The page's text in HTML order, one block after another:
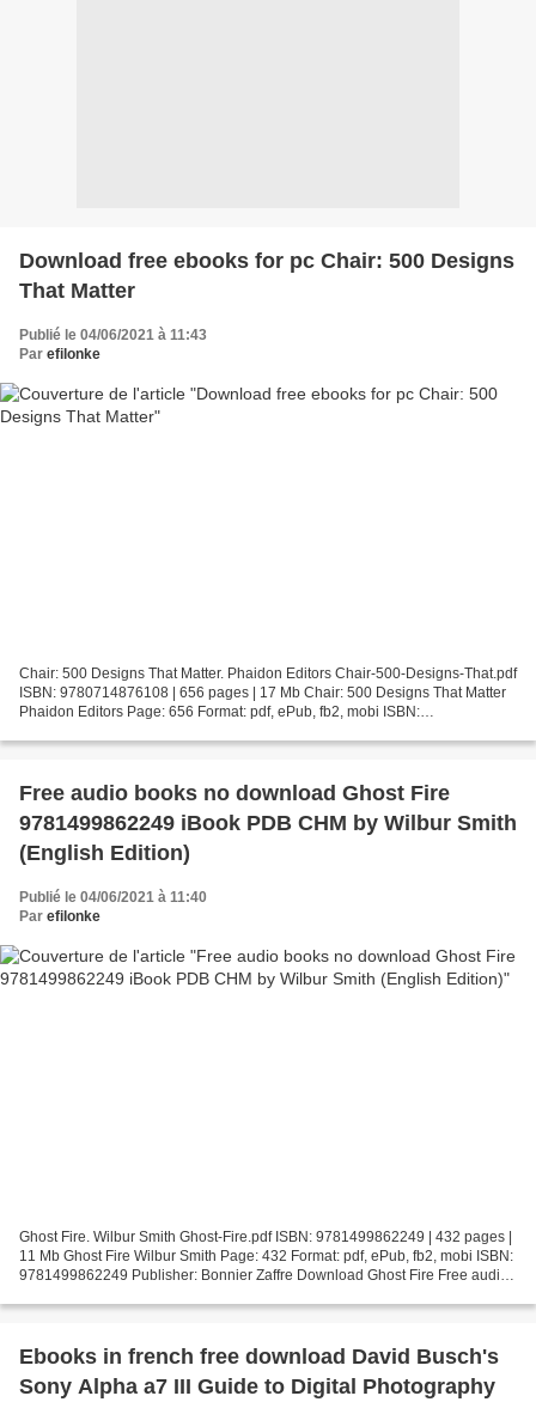
Download free ebooks for pc Chair: 500 Designs
That Matter
Publié le 04/06/2021 à 11:43
Par efilonke
Chair: 500 Designs That Matter. Phaidon Editors Chair-500-Designs-That.pdf
ISBN: 9780714876108 | 656 pages | 17 Mb Chair: 500 Designs That Matter
Phaidon Editors Page: 656 Format: pdf, ePub, fb2, mobi ISBN:
Free audio books no download Ghost Fire
9781499862249 iBook PDB CHM by Wilbur Smith
(English Edition)
Publié le 04/06/2021 à 11:40
Par efilonke
Ghost Fire. Wilbur Smith Ghost-Fire.pdf ISBN: 9781499862249 | 432 pages |
11 Mb Ghost Fire Wilbur Smith Page: 432 Format: pdf, ePub, fb2, mobi ISBN:
9781499862249 Publisher: Bonnier Zaffre Download Ghost Fire Free audio
Ebooks in french free download David Busch's
Sony Alpha a7 III Guide to Digital Photography